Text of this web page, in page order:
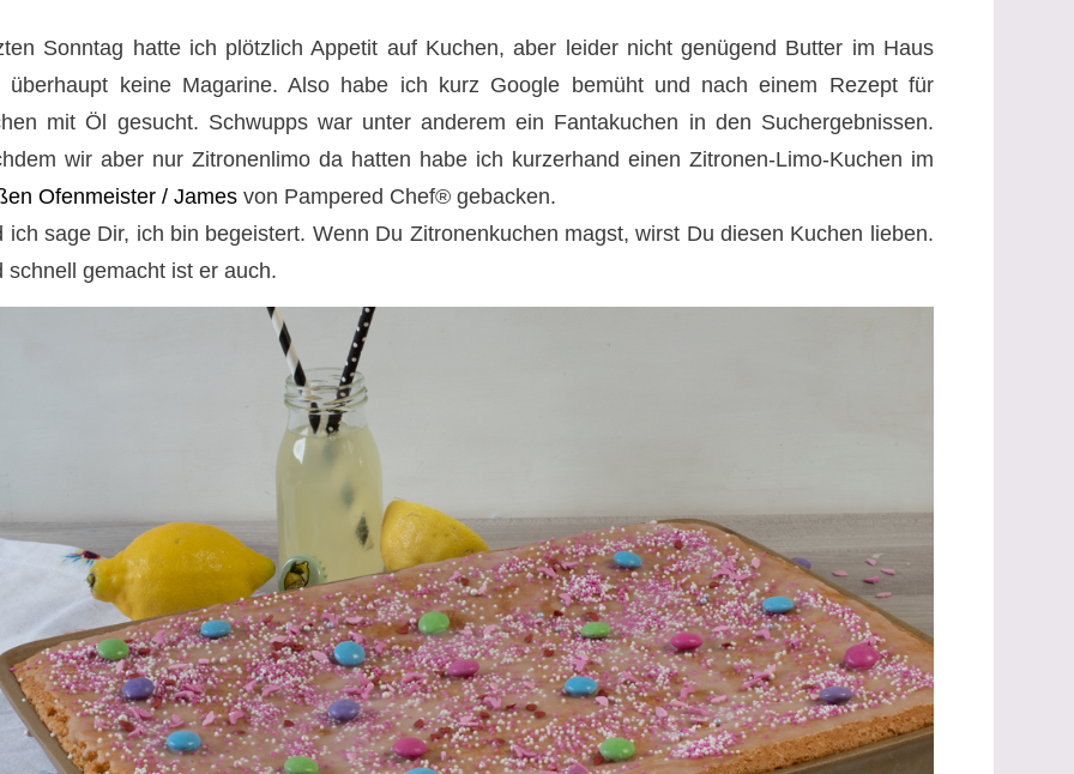
Sonntag hatte ich plötzlich Appetit auf Kuchen, aber leider nicht genügend Butter im Haus
überhaupt keine Magarine. Also habe ich kurz Google bemüht und nach einem Rezept für
mit Öl gesucht. Schwupps war unter anderem ein Fantakuchen in den Suchergebnissen.
wir aber nur Zitronenlimo da hatten habe ich kurzerhand einen Zitronen-Limo-Kuchen im
Ofenmeister / James von Pampered Chef® gebacken.
ich sage Dir, ich bin begeistert. Wenn Du Zitronenkuchen magst, wirst Du diesen Kuchen lieben.
schnell gemacht ist er auch.